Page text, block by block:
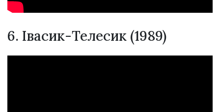
6. Івасик-Телесик (1989)